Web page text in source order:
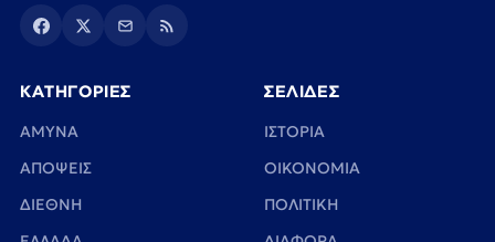
ΚΑΤΗΓΟΡΙΕΣ
ΑΜΥΝΑ
ΑΠΟΨΕΙΣ
ΔΙΕΘΝΗ
ΣΕΛΙΔΕΣ
ΙΣΤΟΡΙΑ
ΟΙΚΟΝΟΜΙΑ
ΠΟΛΙΤΙΚΗ